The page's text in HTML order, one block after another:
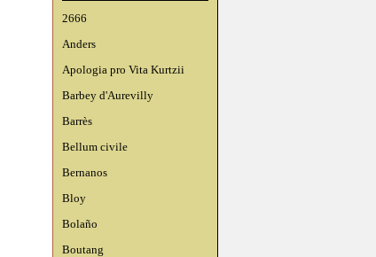
2666
Anders
Apologia pro Vita Kurtzii
Barbey d'Aurevilly
Barrès
Bellum civile
Bernanos
Bloy
Bolaño
Boutang